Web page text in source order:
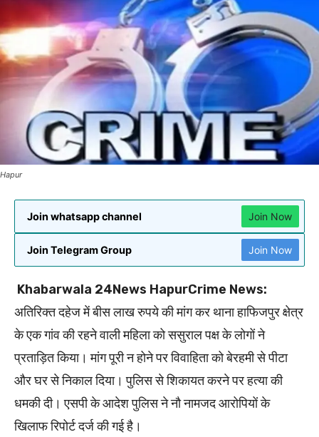
Hapur
Join whatsapp channel Join Now
Join Telegram Group Join Now
Khabarwala 24News HapurCrime News:
अतिरिक्त दहेज में बीस लाख रुपये की मांग कर थाना हाफिजपुर क्षेत्र
के एक गांव की रहने वाली महिला को ससुराल पक्ष के लोगों ने
प्रताड़ित किया। मांग पूरी न होने पर विवाहिता को बेरहमी से पीटा
और घर से निकाल दिया। पुलिस से शिकायत करने पर हत्या की
धमकी दी। एसपी के आदेश पुलिस ने नौ नामजद आरोपियों के
खिलाफ रिपोर्ट दर्ज की गई है।